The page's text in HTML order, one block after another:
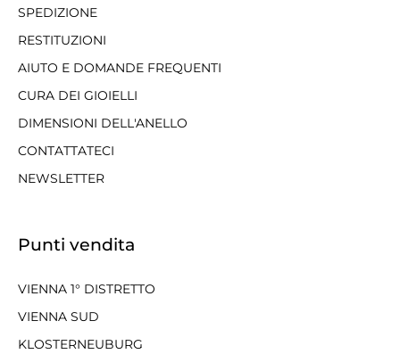
SPEDIZIONE
RESTITUZIONI
AIUTO E DOMANDE FREQUENTI
CURA DEI GIOIELLI
DIMENSIONI DELL'ANELLO
CONTATTATECI
NEWSLETTER
Punti vendita
VIENNA 1° DISTRETTO
VIENNA SUD
KLOSTERNEUBURG